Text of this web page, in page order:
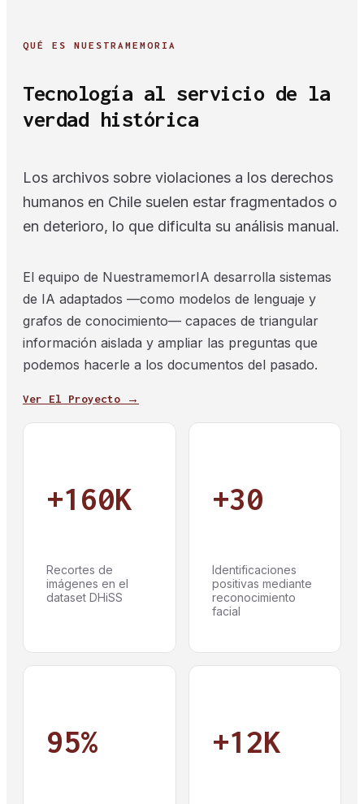
QUÉ ES NUESTRAMEMORIA
Tecnología al servicio de la
verdad histórica
Los archivos sobre violaciones a los derechos
humanos en Chile suelen estar fragmentados o
en deterioro, lo que dificulta su análisis manual.
El equipo de NuestramemorIA desarrolla sistemas
de IA adaptados —como modelos de lenguaje y
grafos de conocimiento— capaces de triangular
información aislada y ampliar las preguntas que
podemos hacerle a los documentos del pasado.
Ver El Proyecto →
+160K
Recortes de
imágenes en el
dataset DHiSS
+30
Identificaciones
positivas mediante
reconocimiento
facial
95% +12K